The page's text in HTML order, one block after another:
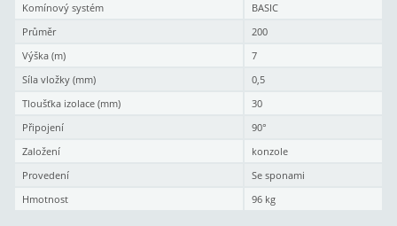
Komínový systém
BASIC
Průměr
200
Výška (m)
7
Síla vložky (mm)
0,5
Tloušťka izolace (mm)
30
Připojení
90°
Založení
konzole
Provedení
Se sponami
Hmotnost
96 kg